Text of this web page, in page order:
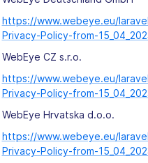
https://www.webeye.eu/
Privacy-Policy-from-
WebEye CZ s.r.o.
https://www.webeye.eu/
Privacy-Policy-from-
WebEye Hrvatska d.o.o.
https://www.webeye.eu/
Privacy-Policy-from-